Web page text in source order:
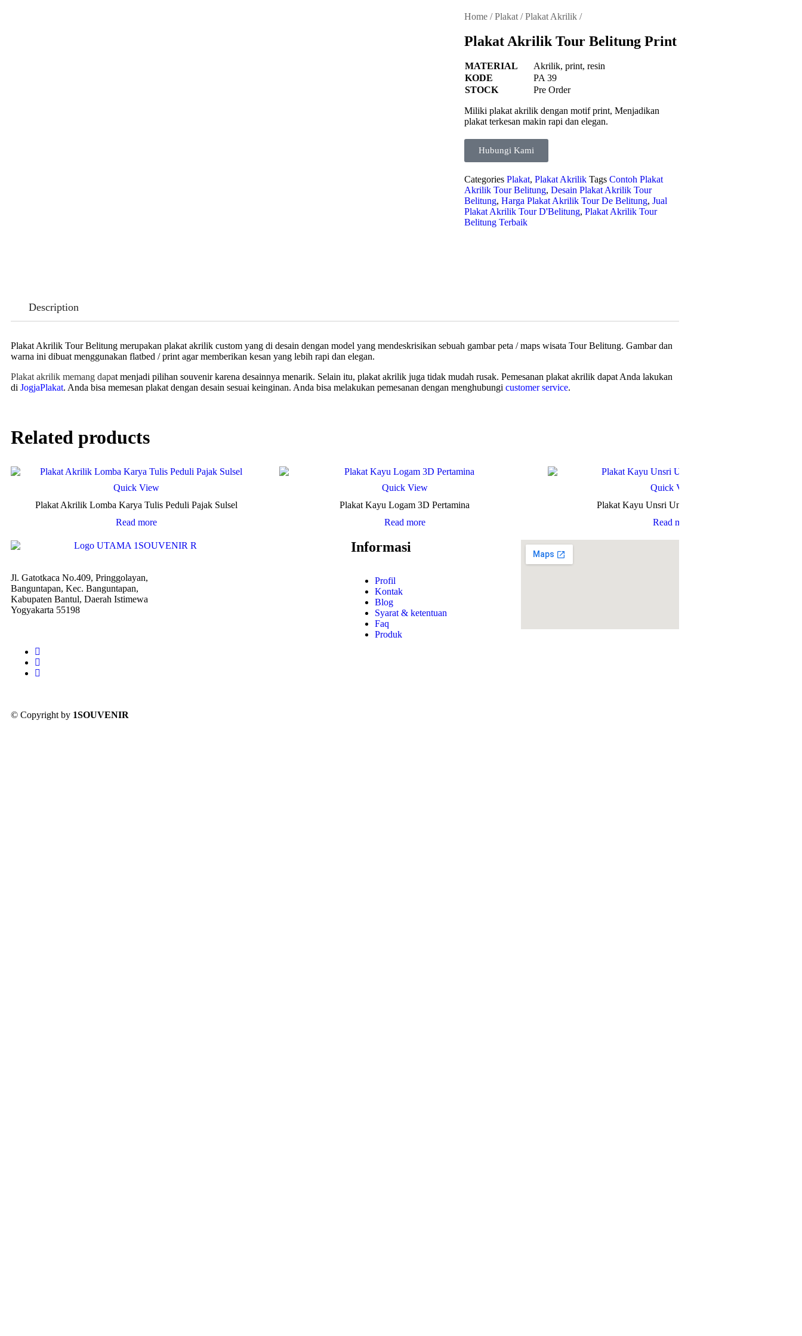
Home/Plakat/Plakat Akrilik/
Plakat Akrilik Tour Belitung Print
MATERIAL
Akrilik, print, resin
KODE
PA 39
STOCK
Pre Order
Miliki plakat akrilik dengan motif print, Menjadikan
plakat terkesan makin rapi dan elegan.
Hubungi Kami
Categories Plakat, Plakat Akrilik Tags Contoh Plakat
Akrilik Tour Belitung, Desain Plakat Akrilik Tour
Belitung, Harga Plakat Akrilik Tour De Belitung, Jual
Plakat Akrilik Tour D'Belitung, Plakat Akrilik Tour
Belitung Terbaik
Description
Plakat Akrilik Tour Belitung merupakan plakat akrilik custom yang di desain dengan model yang mendeskrisikan sebuah gambar peta / maps wisata Tour Belitung. Gambar dan
warna ini dibuat menggunakan flatbed / print agar memberikan kesan yang lebih rapi dan elegan.
Plakat akrilik memang dapat menjadi pilihan souvenir karena desainnya menarik. Selain itu, plakat akrilik juga tidak mudah rusak. Pemesanan plakat akrilik dapat Anda lakukan
di JogjaPlakat. Anda bisa memesan plakat dengan desain sesuai keinginan. Anda bisa melakukan pemesanan dengan menghubungi customer service.
Related products
Quick View
Plakat Akrilik Lomba Karya Tulis Peduli Pajak Sulsel
Read more
Quick View
Plakat Kayu Logam 3D Pertamina
Read more
Quick View
Plakat Kayu Unsri Universitas Sriwijaya
Read more
Jl. Gatotkaca No.409, Pringgolayan,
Banguntapan, Kec. Banguntapan,
Kabupaten Bantul, Daerah Istimewa
Yogyakarta 55198
Informasi
Profil
Kontak
Blog
Syarat & ketentuan
Faq
Produk
© Copyright by 1SOUVENIR